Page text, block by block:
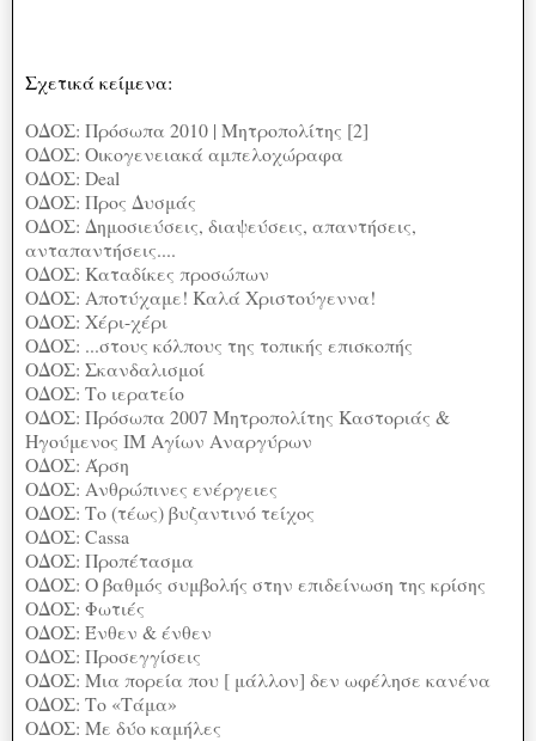
Σχετικά κείμενα:
ΟΔΟΣ: Πρόσωπα 2010 | Μητροπολίτης [2]
ΟΔΟΣ: Οικογενειακά αμπελοχώραφα
ΟΔΟΣ: Deal
ΟΔΟΣ: Προς Δυσμάς
ΟΔΟΣ: Δημοσιεύσεις, διαψεύσεις, απαντήσεις,
ανταπαντήσεις....
ΟΔΟΣ: Καταδίκες προσώπων
ΟΔΟΣ: Αποτύχαμε! Καλά Χριστούγεννα!
ΟΔΟΣ: Χέρι-χέρι
ΟΔΟΣ: ...στους κόλπους της τοπικής επισκοπής
ΟΔΟΣ: Σκανδαλισμοί
ΟΔΟΣ: Το ιερατείο
ΟΔΟΣ: Πρόσωπα 2007 Μητροπολίτης Καστοριάς &
Ηγούμενος ΙΜ Αγίων Αναργύρων
ΟΔΟΣ: Άρση
ΟΔΟΣ: Ανθρώπινες ενέργειες
ΟΔΟΣ: Το (τέως) βυζαντινό τείχος
ΟΔΟΣ: Cassa
ΟΔΟΣ: Προπέτασμα
ΟΔΟΣ: Ο βαθμός συμβολής στην επιδείνωση της κρίσης
ΟΔΟΣ: Φωτιές
ΟΔΟΣ: Ένθεν & ένθεν
ΟΔΟΣ: Προσεγγίσεις
ΟΔΟΣ: Μια πορεία που [ μάλλον] δεν ωφέλησε κανένα
ΟΔΟΣ: Το «Τάμα»
ΟΔΟΣ: Με δύο καμήλες